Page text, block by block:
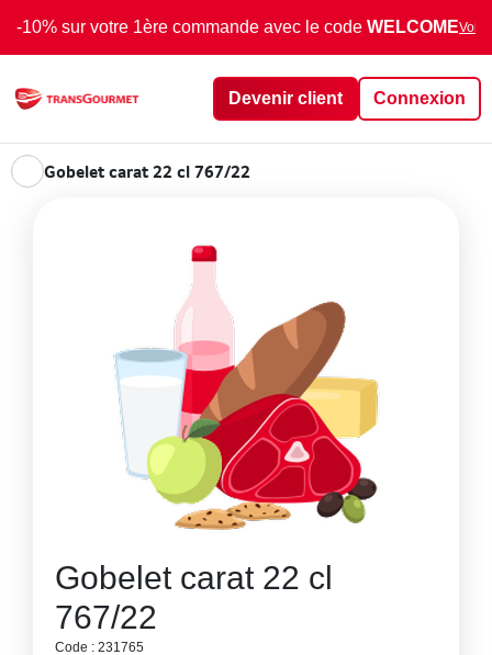
-10% sur votre 1ère commande avec le code WELCOMEVoir
Devenir client Connexion
Gobelet carat 22 cl 767/22
Gobelet carat 22 cl
767/22
Code : 231765